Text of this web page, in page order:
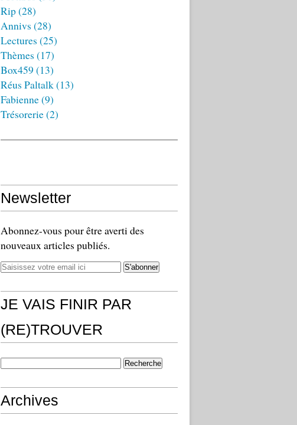
Rip(28)
Annivs (28)
Lectures (25)
Thèmes (17)
Box459 (13)
Réus Paltalk(13)
Fabienne(9)
Trésorerie(2)
Newsletter
Abonnez-vous pour être averti des
nouveaux articles publiés.
JE VAIS FINIR PAR
(RE)TROUVER
Archives